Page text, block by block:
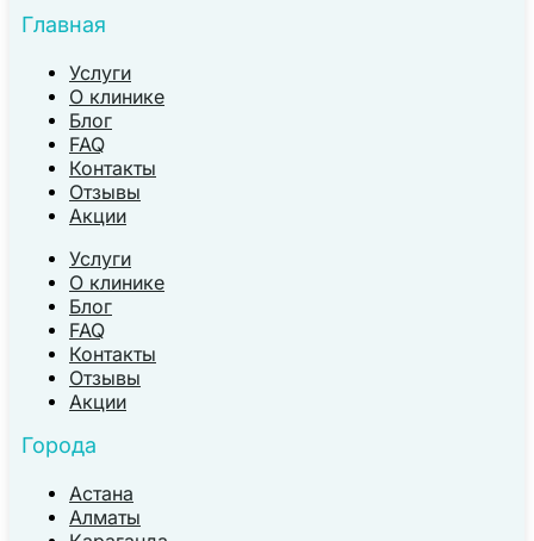
Главная
Услуги
О клинике
Блог
FAQ
Контакты
Отзывы
Акции
Услуги
О клинике
Блог
FAQ
Контакты
Отзывы
Акции
Города
Астана
Алматы